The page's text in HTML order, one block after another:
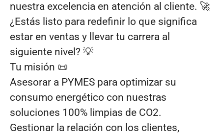
nuestra excelencia en atención al cliente. 🚀
¿Estás listo para redefinir lo que significa
estar en ventas y llevar tu carrera al
siguiente nivel? 💡
Tu misión 📜
Asesorar a PYMES para optimizar su
consumo energético con nuestras
soluciones 100% limpias de CO2.
Gestionar la relación con los clientes,